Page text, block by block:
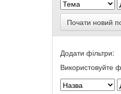
Почати новий
Додати фільтри:
Використовуйте